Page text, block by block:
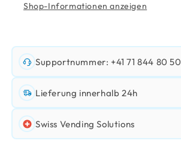
Shop-Informationen anzeigen
Supportnummer: +41 71 844 80 50
Lieferung innerhalb 24h
Swiss Vending Solutions